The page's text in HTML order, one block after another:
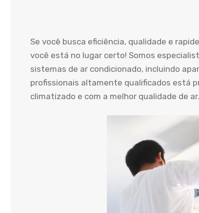
Se você busca eficiência, qualidade e
você está no lugar certo! Somos
sistemas de ar condicionado, incluindo
profissionais altamente qualificados está
climatizado e com a melhor qualidade de ar.